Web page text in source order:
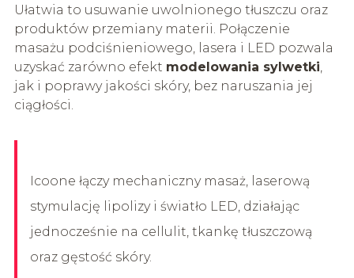
Ułatwia to usuwanie uwolnionego tłuszczu oraz
produktów przemiany materii. Połączenie
masażu podciśnieniowego, lasera i LED pozwala
uzyskać zarówno efekt modelowania sylwetki,
jak i poprawy jakości skóry, bez naruszania jej
ciągłości.
Icoone łączy mechaniczny masaż, laserową
stymulację lipolizy i światło LED, działając
jednocześnie na cellulit, tkankę tłuszczową
oraz gęstość skóry.